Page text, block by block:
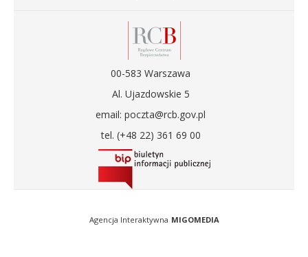
00-583 Warszawa
Al. Ujazdowskie 5
email: poczta@rcb.gov.pl
tel. (+48 22) 361 69 00
Agencja Interaktywna MIGOMEDIA